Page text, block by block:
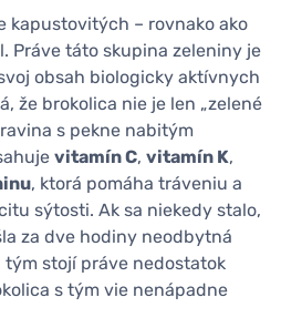
kapustovitých – rovnako ako
Práve táto skupina zeleniny je
obsah biologicky aktívnych
že brokolica nie je len „zelené
s pekne nabitým
vitamín C, vitamín K,
, ktorá pomáha tráveniu a
sýtosti. Ak sa niekedy stalo,
za dve hodiny neodbytná
stojí práve nedostatok
s tým vie nenápadne